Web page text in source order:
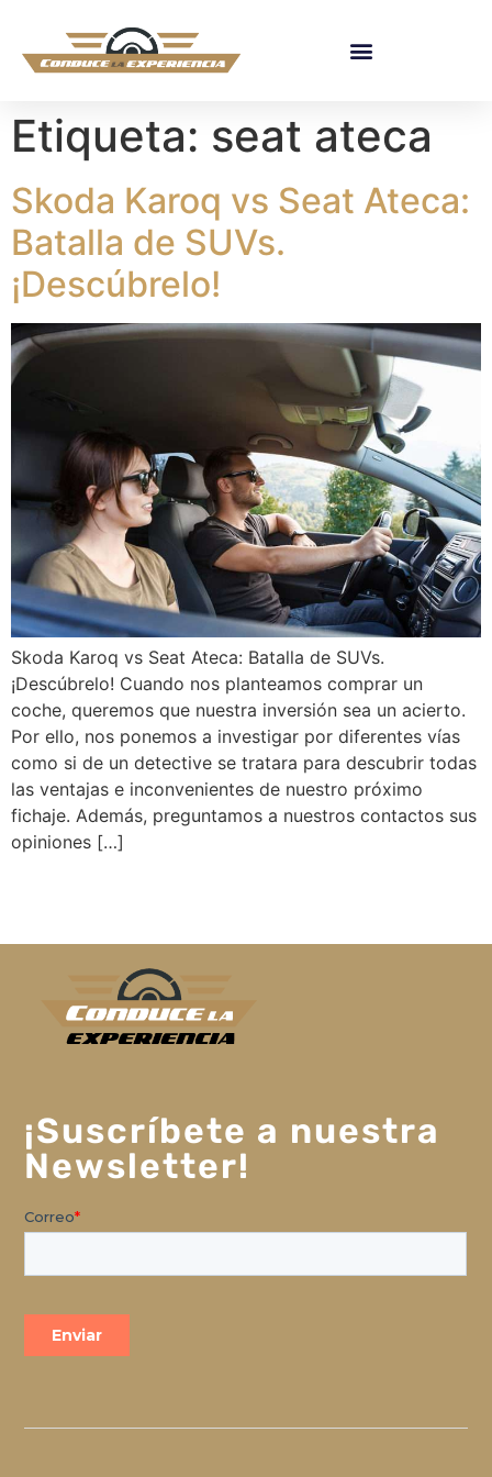
Etiqueta: seat ateca
Skoda Karoq vs Seat Ateca:
Batalla de SUVs.
¡Descúbrelo!
Skoda Karoq vs Seat Ateca: Batalla de SUVs.
¡Descúbrelo! Cuando nos planteamos comprar un
coche, queremos que nuestra inversión sea un acierto.
Por ello, nos ponemos a investigar por diferentes vías
como si de un detective se tratara para descubrir todas
las ventajas e inconvenientes de nuestro próximo
fichaje. Además, preguntamos a nuestros contactos sus
opiniones […]
¡Suscríbete a nuestra
Newsletter!